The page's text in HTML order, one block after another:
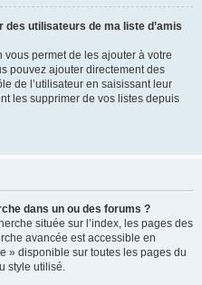
utilisateurs de ma liste d’amis
vous permet de les ajouter à votre
pouvez ajouter directement des
de l’utilisateur en saisissant leur
les supprimer de vos listes depuis
dans un ou des forums ?
située sur l’index, les pages des
avancée est accessible en
» disponible sur toutes les pages du
style utilisé.